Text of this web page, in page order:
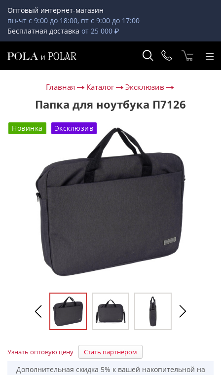
Оптовый интернет-магазин
пн-чт с 9:00 до 18:00, пт с 9:00 до 17:00
Бесплатная доставка от 25 000 ₽
Главная Каталог Эксклюзив
Папка для ноутбука П7126
Новинка Эксклюзив
Узнать оптовую цену Стать партнёром
Дополнительная скидка 5% к вашей накопительной на